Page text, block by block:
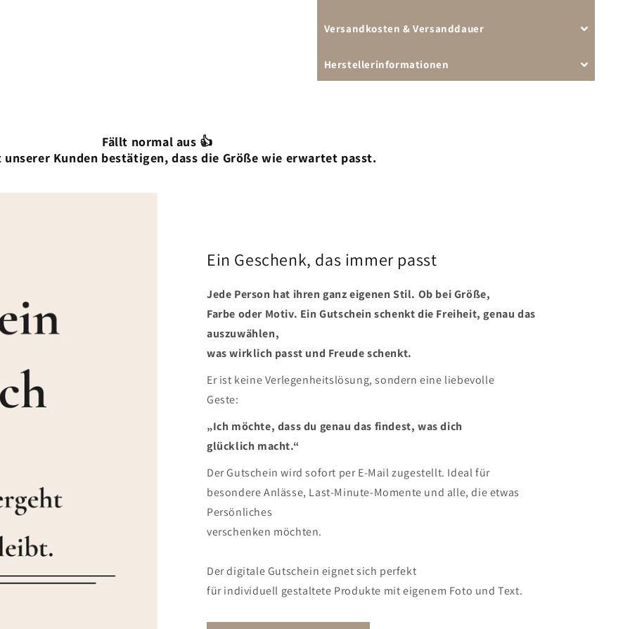
Versandkosten & Versanddauer
Herstellerinformationen
Fällt normal aus 👍
unserer Kunden bestätigen, dass die Größe wie erwartet passt.
Ein Geschenk, das immer passt
Jede Person hat ihren ganz eigenen Stil. Ob bei Größe,
Farbe oder Motiv. Ein Gutschein schenkt die Freiheit, genau das
auszuwählen,
was wirklich passt und Freude schenkt.
Er ist keine Verlegenheitslösung, sondern eine liebevolle
Geste:
„Ich möchte, dass du genau das findest, was dich
glücklich macht.“
Der Gutschein wird sofort per E-Mail zugestellt. Ideal für
besondere Anlässe, Last-Minute-Momente und alle, die etwas
Persönliches
verschenken möchten.
Der digitale Gutschein eignet sich perfekt
für individuell gestaltete Produkte mit eigenem Foto und Text.